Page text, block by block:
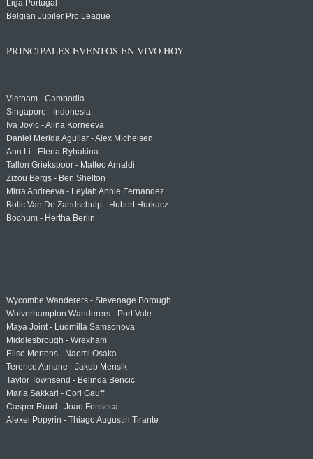
Liga Portugal
Belgian Jupiler Pro League
PRINCIPALES EVENTOS EN VIVO HOY
Vietnam - Cambodia
Singapore - Indonesia
Iva Jovic - Alina Korneeva
Daniel Merida Aguilar - Alex Michelsen
Ann Li - Elena Rybakina
Tallon Griekspoor - Matteo Arnaldi
Zizou Bergs - Ben Shelton
Mirra Andreeva - Leylah Annie Fernandez
Botic Van De Zandschulp - Hubert Hurkacz
Bochum - Hertha Berlin
Wycombe Wanderers - Stevenage Borough
Wolverhampton Wanderers - Port Vale
Maya Joint - Ludmilla Samsonova
Middlesbrough - Wrexham
Elise Mertens - Naomi Osaka
Terence Atmane - Jakub Mensik
Taylor Townsend - Belinda Bencic
Maria Sakkari - Cori Gauff
Casper Ruud - Joao Fonseca
Alexei Popyrin - Thiago Augustin Tirante